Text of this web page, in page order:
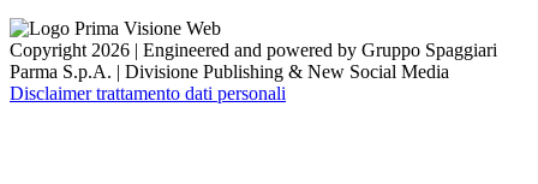
Copyright 2026 | Engineered and powered by Gruppo Spaggiari
Parma S.p.A. | Divisione Publishing & New Social Media
Disclaimer trattamento dati personali